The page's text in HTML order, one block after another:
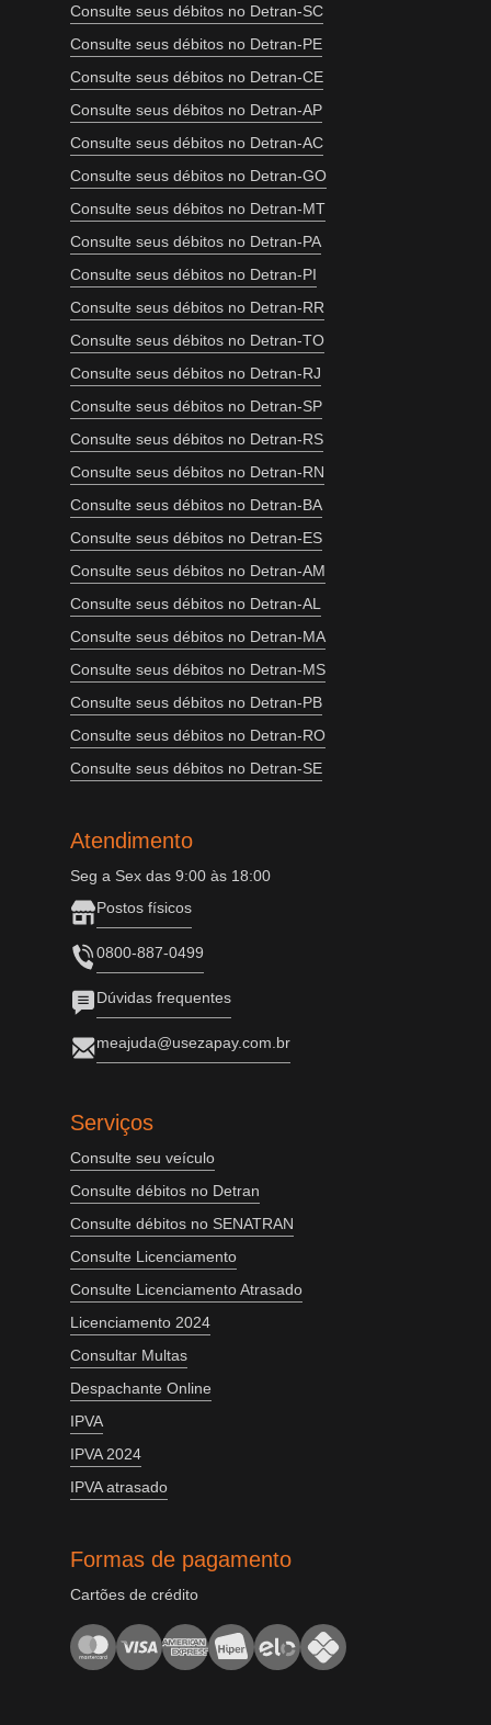
Consulte seus débitos no Detran-SC
Consulte seus débitos no Detran-PE
Consulte seus débitos no Detran-CE
Consulte seus débitos no Detran-AP
Consulte seus débitos no Detran-AC
Consulte seus débitos no Detran-GO
Consulte seus débitos no Detran-MT
Consulte seus débitos no Detran-PA
Consulte seus débitos no Detran-PI
Consulte seus débitos no Detran-RR
Consulte seus débitos no Detran-TO
Consulte seus débitos no Detran-RJ
Consulte seus débitos no Detran-SP
Consulte seus débitos no Detran-RS
Consulte seus débitos no Detran-RN
Consulte seus débitos no Detran-BA
Consulte seus débitos no Detran-ES
Consulte seus débitos no Detran-AM
Consulte seus débitos no Detran-AL
Consulte seus débitos no Detran-MA
Consulte seus débitos no Detran-MS
Consulte seus débitos no Detran-PB
Consulte seus débitos no Detran-RO
Consulte seus débitos no Detran-SE
Atendimento
Seg a Sex das 9:00 às 18:00
Postos físicos
0800-887-0499
Dúvidas frequentes
meajuda@usezapay.com.br
Serviços
Consulte seu veículo
Consulte débitos no Detran
Consulte débitos no SENATRAN
Consulte Licenciamento
Consulte Licenciamento Atrasado
Licenciamento 2024
Consultar Multas
Despachante Online
IPVA
IPVA 2024
IPVA atrasado
Formas de pagamento
Cartões de crédito